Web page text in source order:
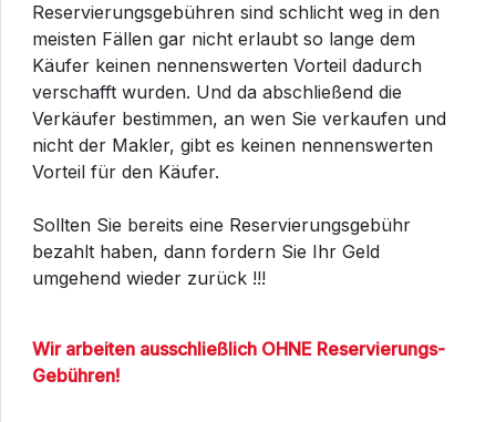
Reservierungsgebühren sind schlicht weg in den
meisten Fällen gar nicht erlaubt so lange dem
Käufer keinen nennenswerten Vorteil dadurch
verschafft wurden. Und da abschließend die
Verkäufer bestimmen, an wen Sie verkaufen und
nicht der Makler, gibt es keinen nennenswerten
Vorteil für den Käufer.
Sollten Sie bereits eine Reservierungsgebühr
bezahlt haben, dann fordern Sie Ihr Geld
umgehend wieder zurück !!!
Wir arbeiten ausschließlich OHNE Reservierungs-
Gebühren!